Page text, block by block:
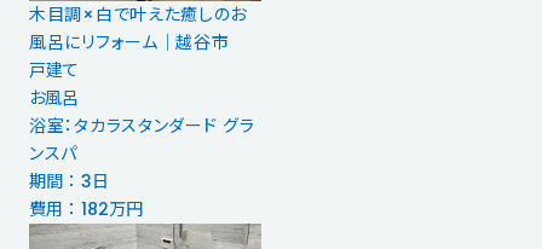
木目調×白で叶えた癒しのお
風呂にリフォーム｜越谷市
戸建て
お風呂
浴室：タカラスタンダード グラ
ンスパ
期間 ： 3日
費用 ： 182万円